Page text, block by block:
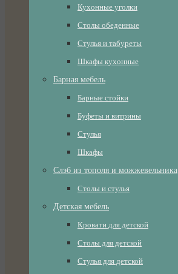
Кухонные уголки
Столы обеденные
Стулья и табуреты
Шкафы кухонные
Барная мебель
Барные стойки
Буфеты и витрины
Стулья
Шкафы
Слэб из тополя и можжевельника
Столы и стулья
Детская мебель
Кровати для детской
Столы для детской
Стулья для детской